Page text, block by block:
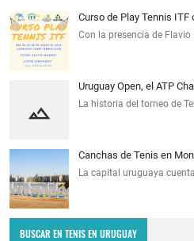
Curso de Play Tennis ITF
Con la presencia de
Uruguay Open, el ATP
La historia del torneo de
Canchas de Tenis en
La capital uruguaya
BUSCAR EN TENIS EN URUGUAY